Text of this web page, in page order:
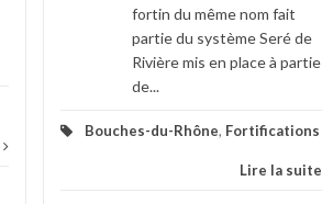
fortin du même nom fait
partie du système Seré de
Rivière mis en place à partie
de...
Bouches-du-Rhône, Fortifications
Lire la suite